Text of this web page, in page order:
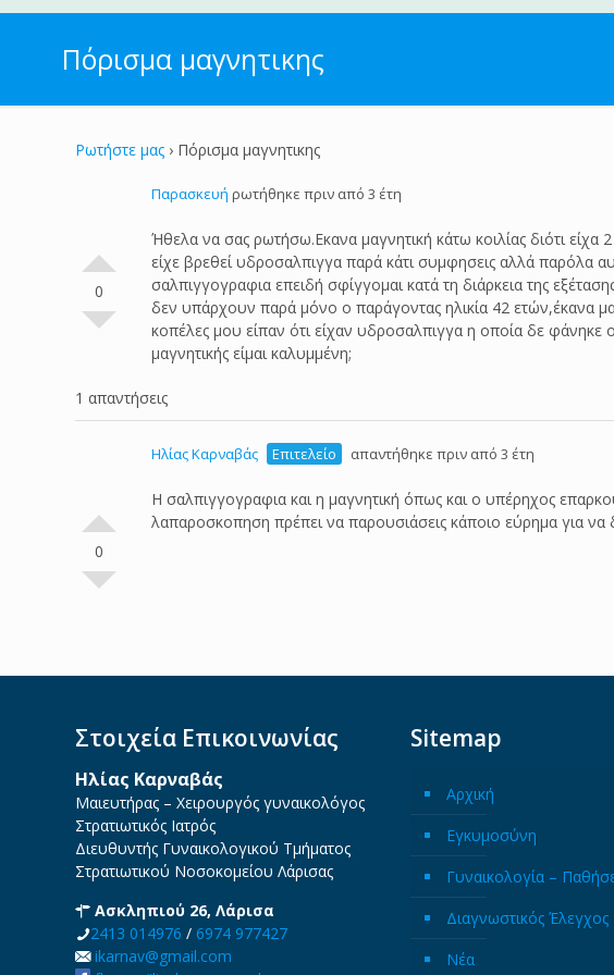
Πόρισμα μαγνητικης
Ρωτήστε μας › Πόρισμα μαγνητικης
0
Παρασκευή ρωτήθηκε πριν από 3 έτη
Ήθελα να σας ρωτήσω.Εκανα μαγνητική κάτω κοιλίας διότι
είχε βρεθεί υδροσαλπιγγα παρά κάτι συμφησεις αλλά
σαλπιγγογραφια επειδή σφίγγομαι κατά τη διάρκεια της
δεν υπάρχουν παρά μόνο ο παράγοντας ηλικία 42 ετών,έκανα
κοπέλες μου είπαν ότι είχαν υδροσαλπιγγα η οποία δε
μαγνητικής είμαι καλυμμένη;
1 απαντήσεις
0
Ηλίας Καρναβάς Επιτελείο απαντήθηκε πριν από 3 έτη
Η σαλπιγγογραφια και η μαγνητική όπως και ο υπέρηχος
λαπαροσκοπηση πρέπει να παρουσιάσεις κάποιο εύρημα για να
Στοιχεία Επικοινωνίας
Ηλίας Καρναβάς
Μαιευτήρας – Χειρουργός γυναικολόγος
Στρατιωτικός Ιατρός
Διευθυντής Γυναικολογικού Τμήματος
Στρατιωτικού Νοσοκομείου Λάρισας
Ασκληπιού 26, Λάρισα
2413 014976 / 6974 977427
ikarnav@gmail.com
Sitemap
Αρχική
Εγκυμοσύνη
Γυναικολογία –
Διαγνωστικός Έλεγχος
Νέα